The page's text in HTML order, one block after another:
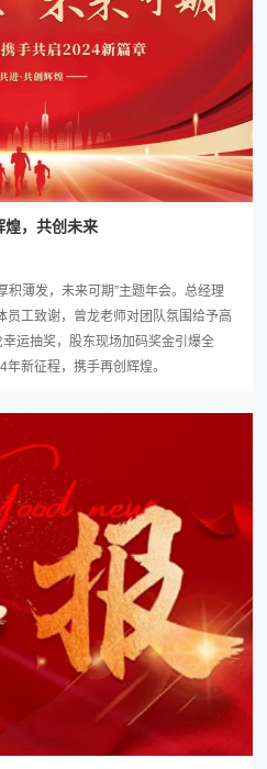
，共创未来
积薄发，未来可期”主题年会。总经理
工致谢，曾龙老师对团队氛围给予高
运抽奖，股东现场加码奖金引爆全
新征程，携手再创辉煌。